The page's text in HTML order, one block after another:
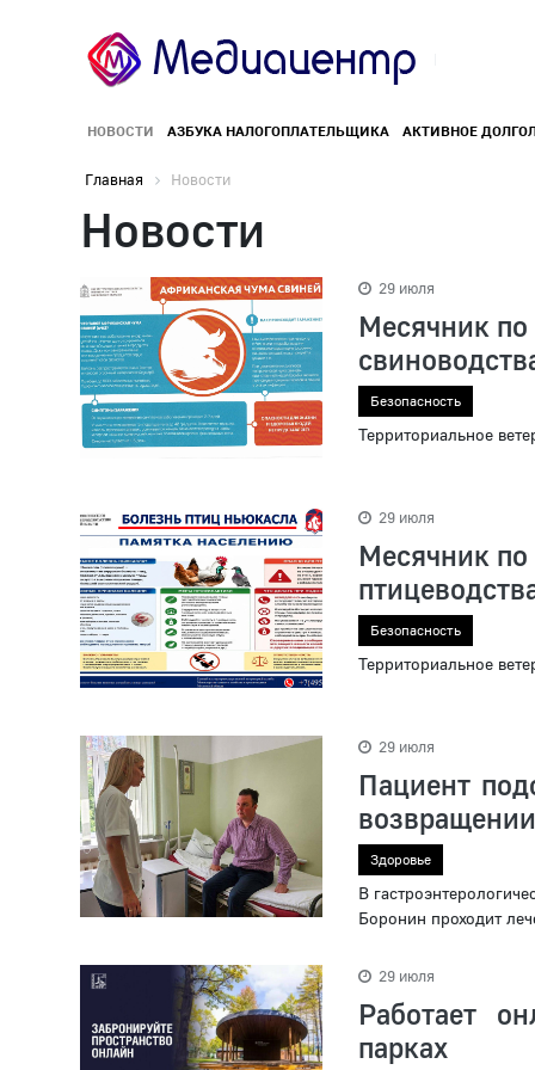
НОВОСТИ АЗБУКА НАЛОГОПЛАТЕЛЬЩИКА АКТИВНОЕ
Главная Новости
Новости
29 июля
Месячник
Безопасность
Территориальное
29 июля
Месячник
Безопасность
Территориальное
29 июля
Пациент
Здоровье
В
Боронин проходит
29 июля
Работает
парках